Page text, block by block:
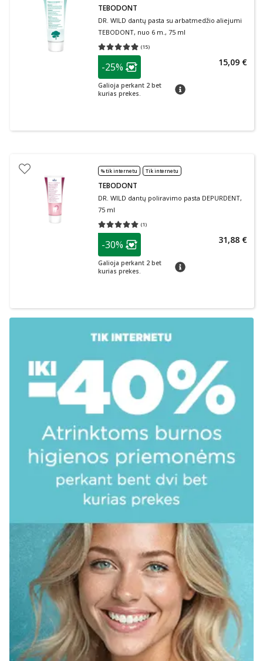
TEBODONT
DR. WILD dantų pasta su arbatmedžio aliejumi
TEBODONT, nuo 6 m., 75 ml
(15)
Vidutinis įvertinimas 4.87
patarimas
Lojalumo klubo narių nuolaida
-25%
Galioja perkant 2 bet
kurias prekes.
patarimas
15,09 €
% tik internetu Tik internetu
TEBODONT
DR. WILD dantų poliravimo pasta DEPURDENT,
75 ml
(1)
Vidutinis įvertinimas 5.00
patarimas
Lojalumo klubo narių nuolaida
-30%
Galioja perkant 2 bet
kurias prekes.
patarimas
31,88 €